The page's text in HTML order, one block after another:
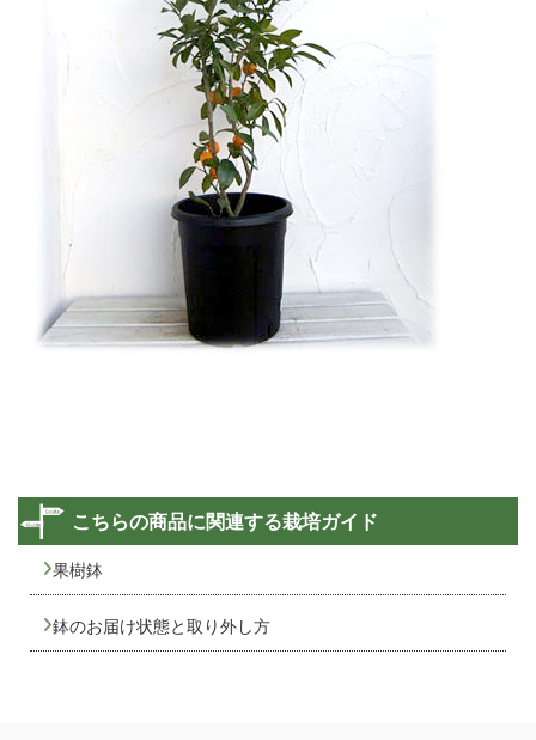
こちらの商品に関連する栽培ガイド
果樹鉢
鉢のお届け状態と取り外し方